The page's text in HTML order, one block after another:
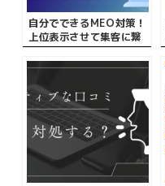
自分でできるMEO対策！
上位表示させて集客に繋
げる具体的な方法やメリ
ットとは？